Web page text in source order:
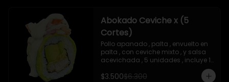
Abokado Ceviche x (5
Cortes)
Pollo apanado , palta , envuelto en
palta , con ceviche mixto , y salsa
acevichada , 5 unidades , incluye 1
$3.500$6.300